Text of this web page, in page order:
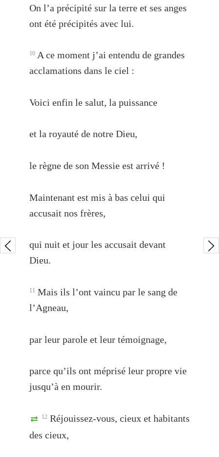
On l’a précipité sur la terre et ses anges
ont été précipités avec lui.
10 A ce moment j’ai entendu de grandes
acclamations dans le ciel :
Voici enfin le salut, la puissance
et la royauté de notre Dieu,
le règne de son Messie est arrivé !
Maintenant est mis à bas celui qui
accusait nos frères,
qui nuit et jour les accusait devant
Dieu.
11 Mais ils l’ont vaincu par le sang de
l’Agneau,
par leur parole et leur témoignage,
parce qu’ils ont méprisé leur propre vie
jusqu’à en mourir.
12 Réjouissez-vous, cieux et habitants
des cieux,